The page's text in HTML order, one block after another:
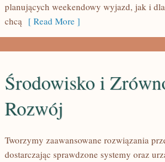
planujących weekendowy wyjazd, jak i
chcą [ Read More ]
Środowisko i
Rozwój
Tworzymy zaawansowane rozwiązania
dostarczając sprawdzone systemy oraz